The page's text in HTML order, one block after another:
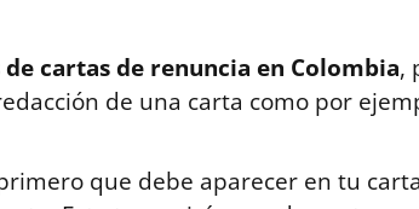
cartas de renuncia en Colombia,
de una carta como por
que debe aparecer en tu